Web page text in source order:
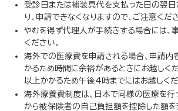
受診日または補装具代を支払った日の翌
り、申請できなくなりますので、ご注意くださ
やむを得ず代理人が手続きする場合には、
ください。
海外での医療費を申請される場合、申請
かるため時間に余裕があるときにお越しく
以上かかるため午後4時までにはお越しくだ
海外療養費制度は、日本で同様の医療を行
から被保険者の自己負担額を控除した額を